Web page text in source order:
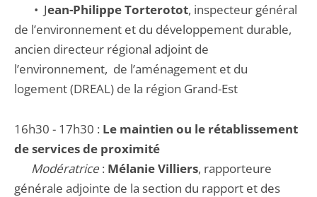
• Jean-Philippe Torterotot, inspecteur général
de l’environnement et du développement durable,
ancien directeur régional adjoint de
l’environnement, de l’aménagement et du
logement (DREAL) de la région Grand-Est
16h30 - 17h30 : Le maintien ou le rétablissement
de services de proximité
Modératrice : Mélanie Villiers, rapporteure
générale adjointe de la section du rapport et des